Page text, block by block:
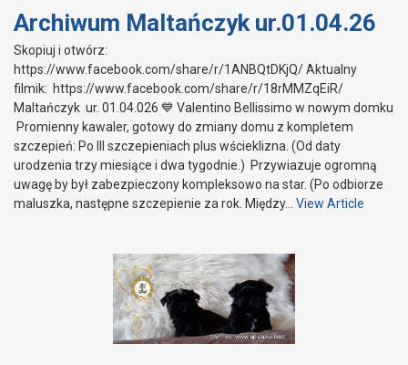
Archiwum Maltańczyk ur.01.04.26
Skopiuj i otwórz:
https://www.facebook.com/share/r/1ANBQtDKjQ/ Aktualny
filmik: https://www.facebook.com/share/r/18rMMZqEiR/
Maltańczyk ur. 01.04.026 💙 Valentino Bellissimo w nowym domku
Promienny kawaler, gotowy do zmiany domu z kompletem
szczepień: Po III szczepieniach plus wścieklizna. (Od daty
urodzenia trzy miesiące i dwa tygodnie.) Przywiazuje ogromną
uwagę by był zabezpieczony kompleksowo na star. (Po odbiorze
maluszka, następne szczepienie za rok. Między… View Article